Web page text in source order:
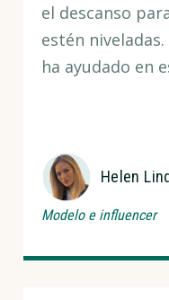
el descanso
estén
ha ayudado en
Helen
Modelo e influencer